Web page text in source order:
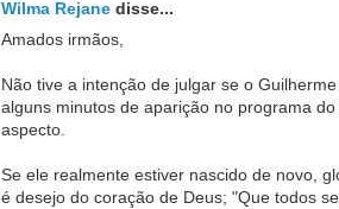
Wilma Rejanedisse...
Amados irmãos,
Não tive a intenção de julgar se o
alguns minutos de aparição no programa
aspecto.
Se ele realmente estiver nascido de novo,
é desejo do coração de Deus; "Que todos